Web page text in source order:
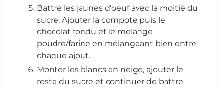
Battre les jaunes d’oeuf avec la moitié du
sucre. Ajouter la compote puis le
chocolat fondu et le mélange
poudre/farine en mélangeant bien entre
chaque ajout.
Monter les blancs en neige, ajouter le
reste du sucre et continuer de battre